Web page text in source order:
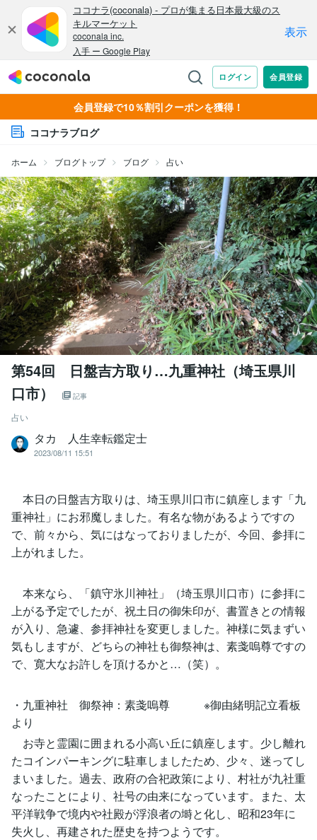
会員登録で10％割引クーポンを獲得！
ココナラブログ
ホーム ブログトップ ブログ 占い
第54回 日盤吉方取り…九重神社（埼玉県川
口市）
記事
占い
タカ 人生幸転鑑定士
2023/08/11 15:51
本日の日盤吉方取りは、埼玉県川口市に鎮座します「九
重神社」にお邪魔しました。有名な物があるようですの
で、前々から、気にはなっておりましたが、今回、参拝に
上がれました。
本来なら、「鎮守氷川神社」（埼玉県川口市）に参拝に
上がる予定でしたが、祝土日の御朱印が、書置きとの情報
が入り、急遽、参拝神社を変更しました。神様に気まずい
気もしますが、どちらの神社も御祭神は、素戔嗚尊ですの
で、寛大なお許しを頂けるかと…（笑）。
・九重神社 御祭神：素戔嗚尊 ※御由緒明記立看板
より
お寺と霊園に囲まれる小高い丘に鎮座します。少し離れ
たコインパーキングに駐車しましたため、少々、迷ってし
まいました。過去、政府の合祀政策により、村社が九社重
なったことにより、社号の由来になっています。また、太
平洋戦争で境内や社殿が浮浪者の塒と化し、昭和23年に
失火し、再建された歴史を持つようです。